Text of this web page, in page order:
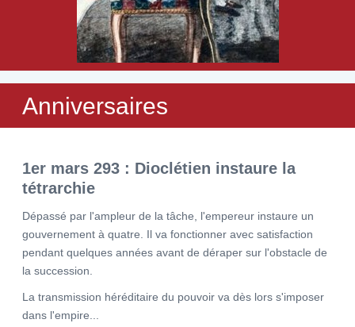
Anniversaires
1er mars 293 : Dioclétien instaure la
tétrarchie
Dépassé par l'ampleur de la tâche, l'empereur instaure un
gouvernement à quatre. Il va fonctionner avec satisfaction
pendant quelques années avant de déraper sur l'obstacle de
la succession.
La transmission héréditaire du pouvoir va dès lors s'imposer
dans l'empire...